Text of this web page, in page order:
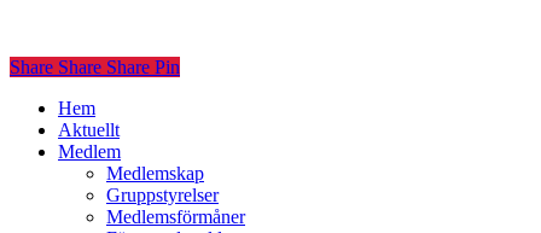
Share
Share Share Share Pin
Close
Menu
Hem
Aktuellt
Medlem
Medlemskap
Gruppstyrelser
Medlemsförmåner